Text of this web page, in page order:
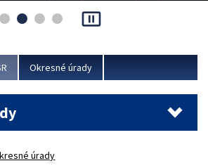
a Ministerstva vnútra SR.
pause_presentation
Okresné úrady
úrady